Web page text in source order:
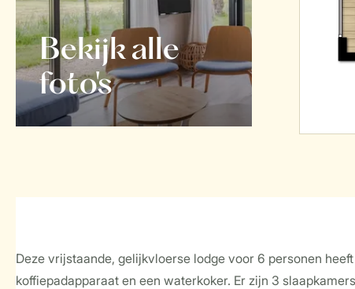
Bekijk alle
foto's
Deze vrijstaande, gelijkvloerse lodge voor 6 personen
koffiepadapparaat en een waterkoker. Er zijn 3